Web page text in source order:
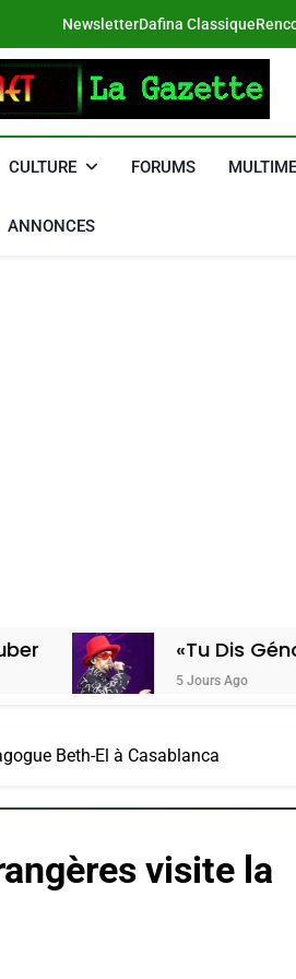
NewsletterDafina Classique
CULTURE FORUMS
ANNONCES
«Tu Dis Génocide, Je
5 Jours Ago
Beth-El à Casablanca
visite la